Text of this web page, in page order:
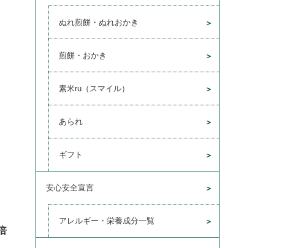
ぬれ煎餅・ぬれおかき
煎餅・おかき
素米ru（スマイル）
あられ
ギフト
安心安全宣言
アレルギー・栄養成分一覧